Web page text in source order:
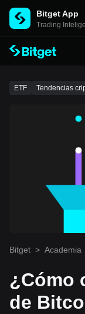
Bitget App
Trading
ETF Tendencias
Bitget > Academia
¿Cómo
de